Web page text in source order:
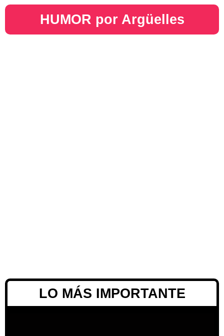
HUMOR por Argüelles​
LO MÁS IMPORTANTE